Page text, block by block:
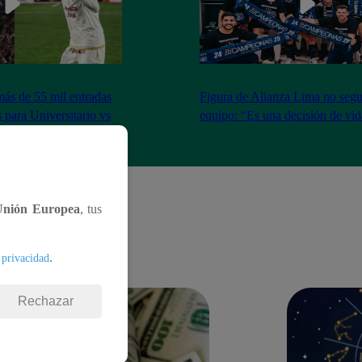
de 55 mil entradas
para Universitario vs
Figura de Alianza Lima no
equipo: “Es una decisión de
Europea, tus
.
Rechazar